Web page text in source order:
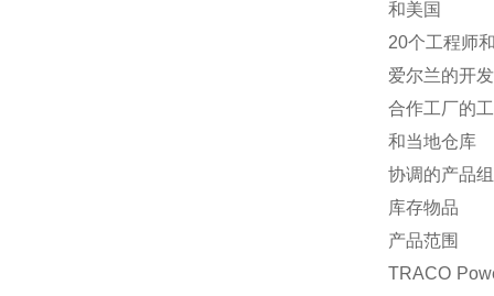
和美国
20个工程师
爱尔兰的开
合作工厂的
和当地仓库
协调的产品
库存物品
产品范围
TRACO